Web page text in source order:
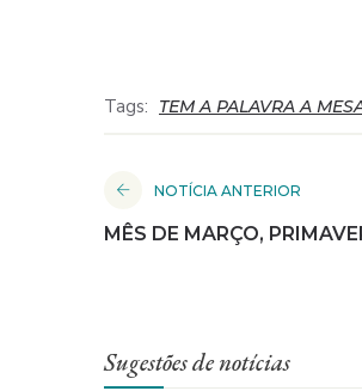
Tags: TEM A PALAVRA A
NOTÍCIA ANTERIOR
MÊS DE MARÇO,
Sugestões de notícias